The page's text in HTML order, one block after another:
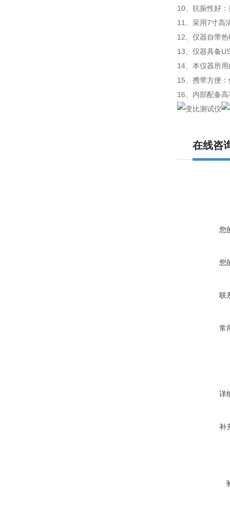
10、抗振性好
11、采用7寸高
12、仪器自带
13、仪器具备
14、本仪器所
15、携带方便
16、内部配备
在线咨
您
您
联
常
详
补